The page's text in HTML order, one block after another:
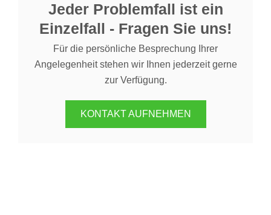
Jeder Problemfall ist ein
Einzelfall - Fragen Sie uns!
Für die persönliche Besprechung Ihrer
Angelegenheit stehen wir Ihnen jederzeit gerne
zur Verfügung.
KONTAKT AUFNEHMEN